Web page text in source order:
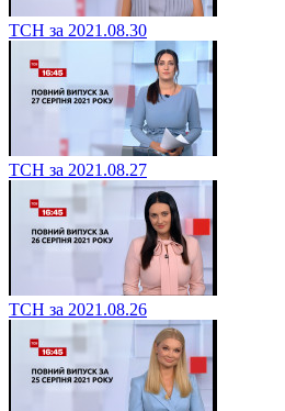
ТСН за 2021.08.30
ТСН за 2021.08.27
ТСН за 2021.08.26